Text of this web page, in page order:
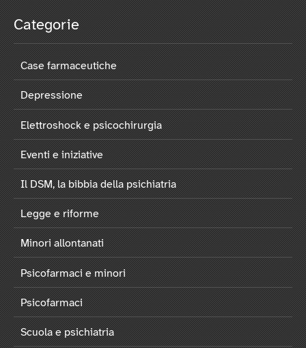
Categorie
Case farmaceutiche
Depressione
Elettroshock e psicochirurgia
Eventi e iniziative
Il DSM, la bibbia della psichiatria
Legge e riforme
Minori allontanati
Psicofarmaci e minori
Psicofarmaci
Scuola e psichiatria